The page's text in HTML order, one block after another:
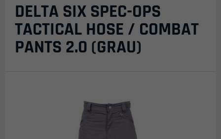
DELTA SIX SPEC-OPS
TACTICAL HOSE / COMBAT
PANTS 2.0 (GRAU)